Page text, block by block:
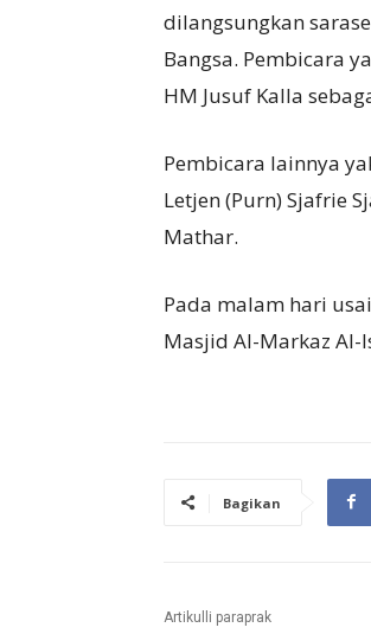
dilangsungkan
Bangsa. Pembicara
HM Jusuf Kalla
Pembicara lainnya
Letjen (Purn) Sjafrie
Mathar.
Pada malam hari
Masjid Al-Markaz Al-
Bagikan
Artikulli paraprak